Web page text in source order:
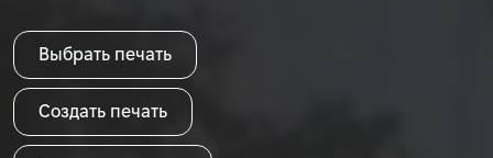
Выбрать печать
Создать печать